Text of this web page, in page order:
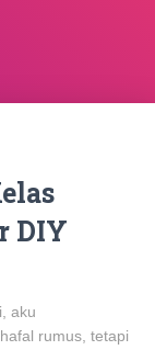
DIY
aku
rumus, tetapi